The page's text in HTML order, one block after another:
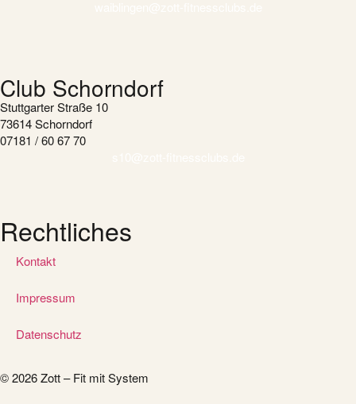
Club Schorndorf
Stuttgarter Straße 10
73614 Schorndorf
07181 / 60 67 70
Rechtliches
Kontakt
Impressum
Datenschutz
© 2026 Zott – Fit mit System